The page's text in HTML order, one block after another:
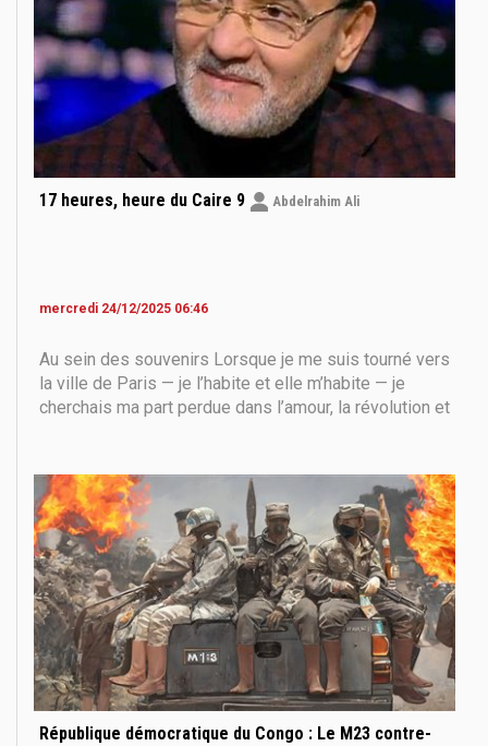
17 heures, heure du Caire 9 Abdelrahim Ali
mercredi 24/12/2025 06:46
Au sein des souvenirs Lorsque je me suis tourné vers
la ville de Paris — je l’habite et elle m’habite — je
cherchais ma part perdue dans l’amour, la révolution et
en tentant, dans ce qu’il
République démocratique du Congo : Le M23 contre-